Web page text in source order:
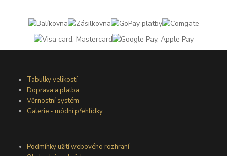
Tabulky velikostí
Doprava a platba
Věrnostní systém
Galerie - módní přehlídky
Podmínky užití webového rozhraní